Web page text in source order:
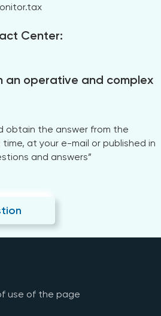
Center:
an operative and complex
obtain the answer from the
at your e-mail or published in
and answers”
use of the page